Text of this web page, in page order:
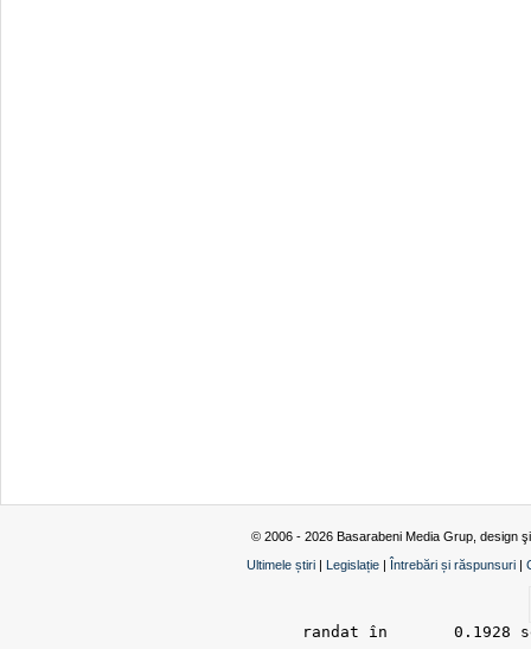
© 2006 - 2026 Basarabeni Media Grup, design
Ultimele știri | Legislație | Întrebări și răspunsuri |
randat în